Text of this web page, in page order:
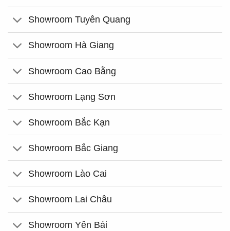
Showroom Tuyên Quang
Showroom Hà Giang
Showroom Cao Bằng
Showroom Lạng Sơn
Showroom Bắc Kạn
Showroom Bắc Giang
Showroom Lào Cai
Showroom Lai Châu
Showroom Yên Bái